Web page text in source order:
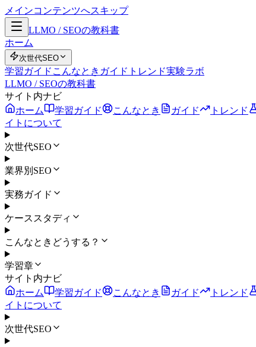
メインコンテンツへスキップ
LLMO / SEOの教科書
ホーム
次世代SEO
学習ガイド こんなとき ガイド トレンド実験ラボ
LLMO / SEOの教科書
サイト内ナビ
ホーム
学習ガイド こんなとき ガイド トレンド
イトについて
次世代SEO
業界別SEO
実務ガイド
ケーススタディ
こんなときどうする？
学習章
サイト内ナビ
ホーム
学習ガイド こんなとき ガイド トレンド
イトについて
次世代SEO